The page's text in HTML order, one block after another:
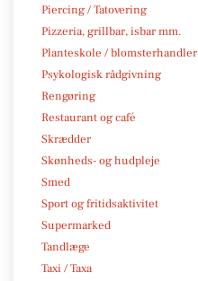
Piercing / Tatovering
Pizzeria, grillbar, isbar mm.
Planteskole / blomsterhandler
Psykologisk rådgivning
Rengøring
Restaurant og café
Skrædder
Skønheds- og hudpleje
Smed
Sport og fritidsaktivitet
Supermarked
Tandlæge
Taxi / Taxa